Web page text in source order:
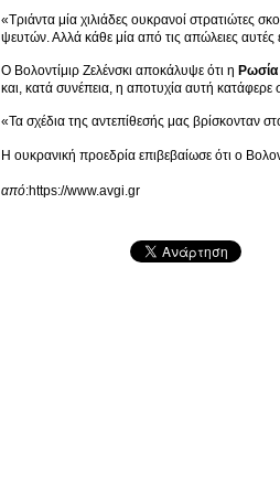
«Τριάντα μία χιλιάδες ουκρανοί στρατιώτες
ψευτών. Αλλά κάθε μία από τις απώλειες αυτές
Ο Βολοντίμιρ Ζελένσκι αποκάλυψε ότι η Ρωσία
και, κατά συνέπεια, η αποτυχία αυτή
«Τα σχέδια της αντεπίθεσής μας βρίσκονταν
Η ουκρανική προεδρία επιβεβαίωσε ότι ο
από:https://www.avgi.gr